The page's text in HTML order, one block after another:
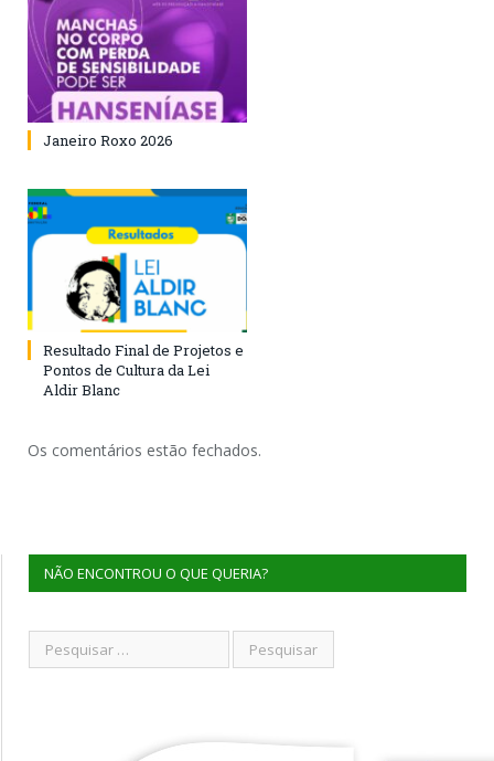
Janeiro Roxo 2026
Resultado Final de Projetos e
Pontos de Cultura da Lei
Aldir Blanc
Os comentários estão fechados.
NÃO ENCONTROU O QUE QUERIA?